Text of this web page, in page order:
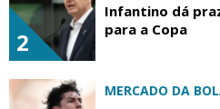
2
Infantino dá
para a Copa
MERCADO DA